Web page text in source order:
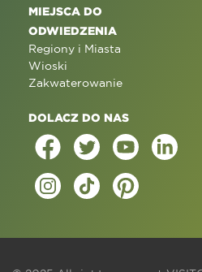
MIEJSCA DO
ODWIEDZENIA
Regiony i Miasta
Wioski
Zakwaterowanie
DOLACZ DO NAS